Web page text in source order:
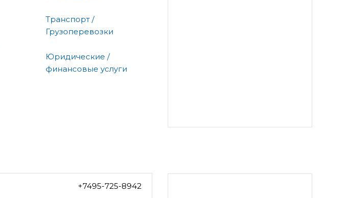
Транспорт /
Грузоперевозки
Юридические /
финансовые услуги
+7495-725-8942